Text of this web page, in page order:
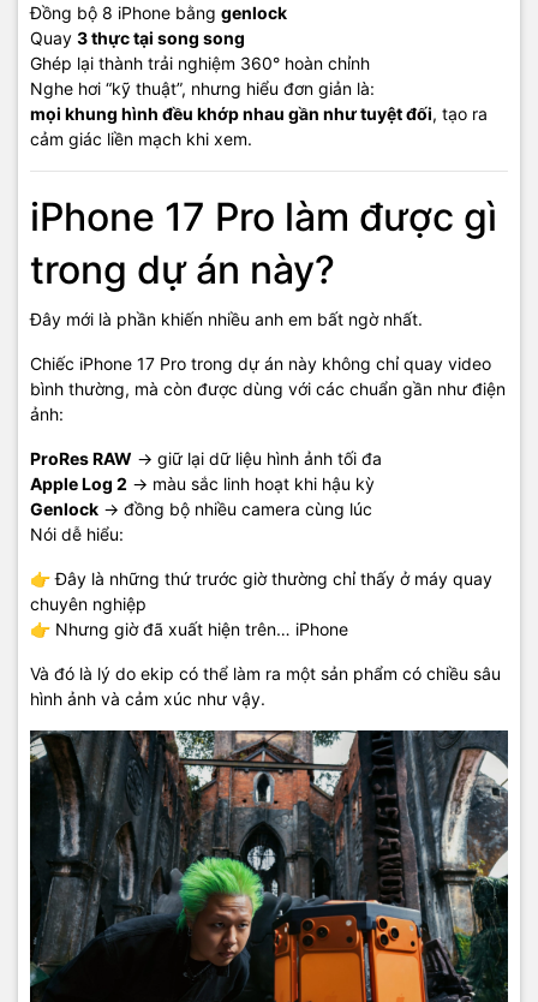
Đồng bộ 8 iPhone bằng genlock
Quay 3 thực tại song song
Ghép lại thành trải nghiệm 360° hoàn chỉnh
Nghe hơi “kỹ thuật”, nhưng hiểu đơn giản là:
mọi khung hình đều khớp nhau gần như tuyệt đối, tạo ra
cảm giác liền mạch khi xem.
iPhone 17 Pro làm được gì
trong dự án này?
Đây mới là phần khiến nhiều anh em bất ngờ nhất.
Chiếc iPhone 17 Pro trong dự án này không chỉ quay video
bình thường, mà còn được dùng với các chuẩn gần như điện
ảnh:
ProRes RAW → giữ lại dữ liệu hình ảnh tối đa
Apple Log 2 → màu sắc linh hoạt khi hậu kỳ
Genlock → đồng bộ nhiều camera cùng lúc
Nói dễ hiểu:
👉 Đây là những thứ trước giờ thường chỉ thấy ở máy quay
chuyên nghiệp
👉 Nhưng giờ đã xuất hiện trên… iPhone
Và đó là lý do ekip có thể làm ra một sản phẩm có chiều sâu
hình ảnh và cảm xúc như vậy.